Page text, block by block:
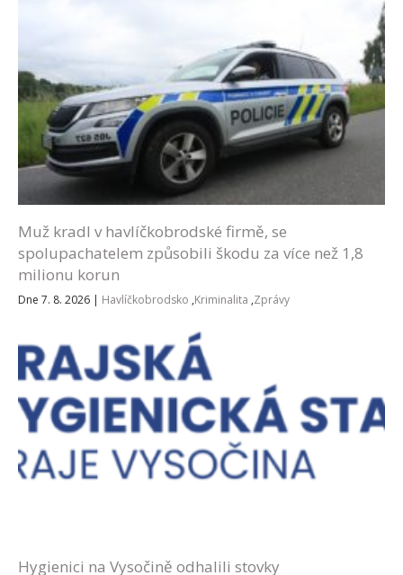
Muž kradl v havlíčkobrodské firmě, se
spolupachatelem způsobili škodu za více než 1,8
milionu korun
Dne 7. 8. 2026 | Havlíčkobrodsko ,Kriminalita ,Zprávy
Hygienici na Vysočině odhalili stovky